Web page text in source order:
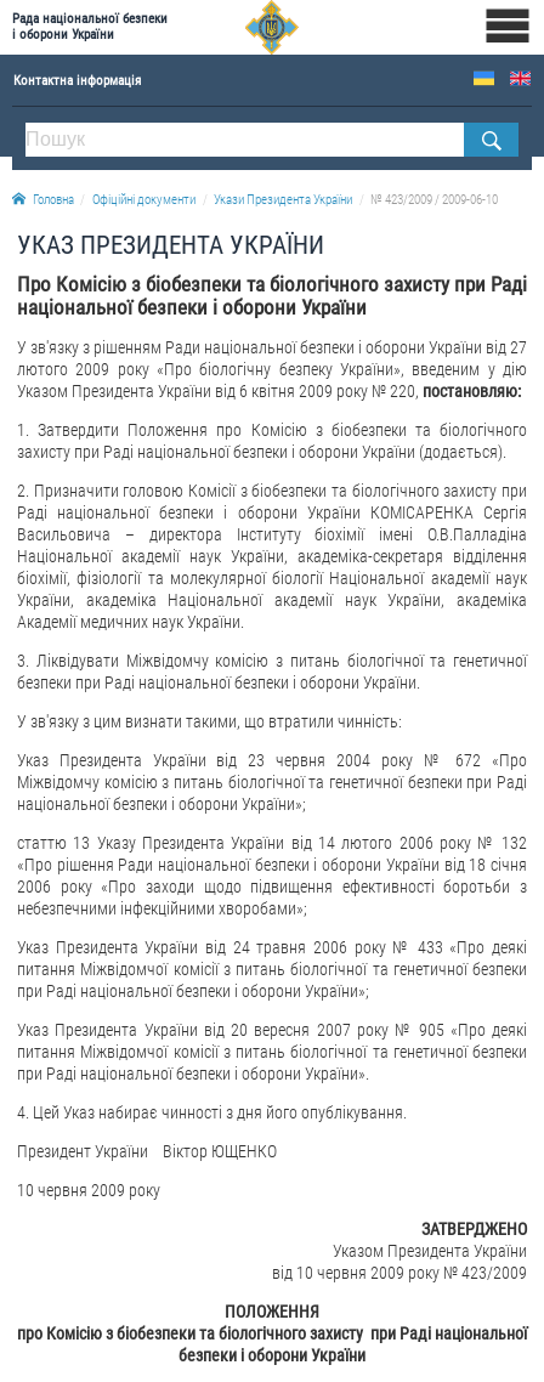
Рада національної безпеки
і оборони України
Контактна інформація
ПРО РНБОУ
Склад Ради національної безпеки і оборони України
Апарат Ради національної безпеки і оборони України
Правова основа діяльності Ради національної безпеки і оборони України
Історична довідка про діяльність Ради національної безпеки і оборони України
ПРЕСЦЕНТР
Новини
Drone Deals
Фотогалерея
Відеогалерея
ЗВЕРНЕННЯ ГРОМАДЯН
Звернення громадян
Електронне звернення
ДОСТУП ДО ПУБЛІЧНОЇ ІНФОРМАЦІЇ
Організація доступу до публічної інформації
Запит на отримання публічної інформації
Облік публічної інформації
Питання запобігання корупції
Публічні закупівлі
Внутрішній аудит
ДЕРЖАВНИЙ РЕЄСТР САНКЦІЙ
Головна Офіційні документи Укази Президента України № 423/2009 / 2009-06-10
УКАЗ ПРЕЗИДЕНТА УКРАЇНИ
Про Комісію з біобезпеки та біологічного захисту при Раді
національної безпеки і оборони України
У зв'язку з рішенням Ради національної безпеки і оборони України від 27
лютого 2009 року «Про біологічну безпеку України», введеним у дію
Указом Президента України від 6 квітня 2009 року № 220, постановляю:
1. Затвердити Положення про Комісію з біобезпеки та біологічного
захисту при Раді національної безпеки і оборони України (додається).
2. Призначити головою Комісії з біобезпеки та біологічного захисту при
Раді національної безпеки і оборони України КОМІСАРЕНКА Сергія
Васильовича – директора Інституту біохімії імені О.В.Палладіна
Національної академії наук України, академіка-секретаря відділення
біохімії, фізіології та молекулярної біології Національної академії наук
України, академіка Національної академії наук України, академіка
Академії медичних наук України.
3. Ліквідувати Міжвідомчу комісію з питань біологічної та генетичної
безпеки при Раді національної безпеки і оборони України.
У зв'язку з цим визнати такими, що втратили чинність:
Указ Президента України від 23 червня 2004 року № 672 «Про
Міжвідомчу комісію з питань біологічної та генетичної безпеки при Раді
національної безпеки і оборони України»;
статтю 13 Указу Президента України від 14 лютого 2006 року № 132
«Про рішення Ради національної безпеки і оборони України від 18 січня
2006 року «Про заходи щодо підвищення ефективності боротьби з
небезпечними інфекційними хворобами»;
Указ Президента України від 24 травня 2006 року № 433 «Про деякі
питання Міжвідомчої комісії з питань біологічної та генетичної безпеки
при Раді національної безпеки і оборони України»;
Указ Президента України від 20 вересня 2007 року № 905 «Про деякі
питання Міжвідомчої комісії з питань біологічної та генетичної безпеки
при Раді національної безпеки і оборони України».
4. Цей Указ набирає чинності з дня його опублікування.
Президент України Віктор ЮЩЕНКО
10 червня 2009 року
ЗАТВЕРДЖЕНО
Указом Президента України
від 10 червня 2009 року № 423/2009
ПОЛОЖЕННЯ
про Комісію з біобезпеки та біологічного захисту при Раді національної
безпеки і оборони України